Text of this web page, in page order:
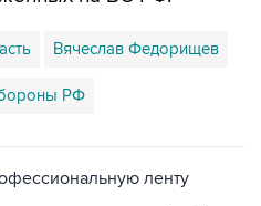
Вячеслав Федорищев
РФ
ленту